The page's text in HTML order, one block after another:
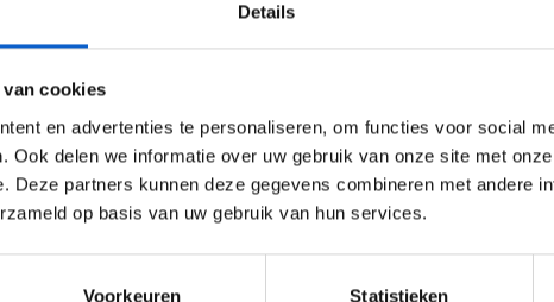
Details
van cookies
en advertenties te personaliseren, om functies voor social
Ook delen we informatie over uw gebruik van onze site met
Deze partners kunnen deze gegevens combineren met andere
op basis van uw gebruik van hun services.
Voorkeuren Statistieken
Advertentie instellingen
Toon alle alcoholische drankenadvertenties (18+)
Toon alle kansspelenadvertenties (24+)